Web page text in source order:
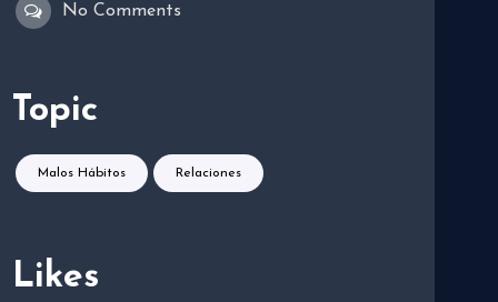
No Comments
Topic
Malos Hábitos Relaciones
Likes